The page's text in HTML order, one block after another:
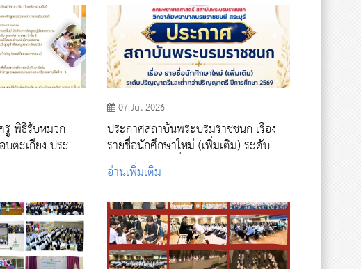
รู พิธีรับหมวก
ตะเกียง ประจำ
07 Jul 2026
ประกาศสถาบันพระบรมราชชนก เรื่อง
รายชื่อนักศึกษาใหม่ (เพิ่มเติม) ระดับ
ปริญญาตรีและต่ำกว่าปริญญาตรี ปีการ
ศึกษา 2569 รอบที่ 4 รับตรงอิสระ
อ่านเพิ่มเติม